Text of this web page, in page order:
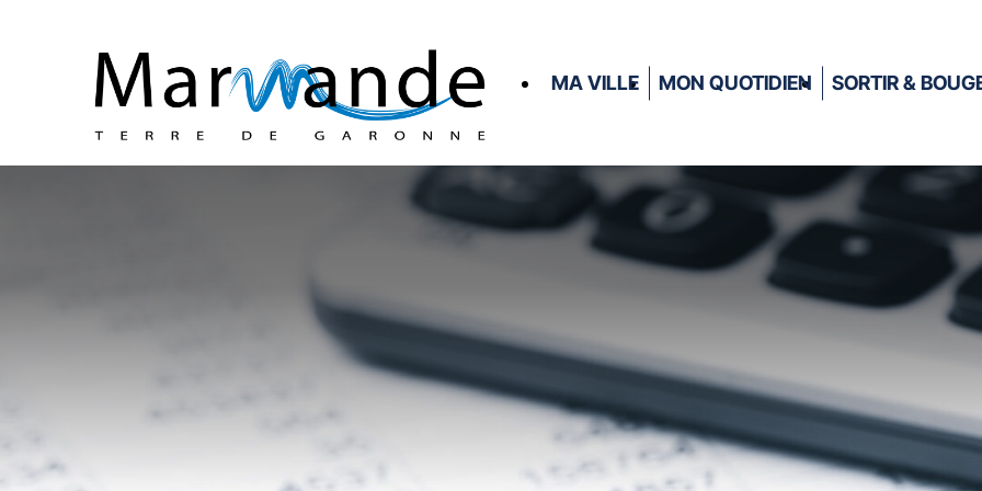
MA VILLE MON QUOTIDIEN SORTIR &